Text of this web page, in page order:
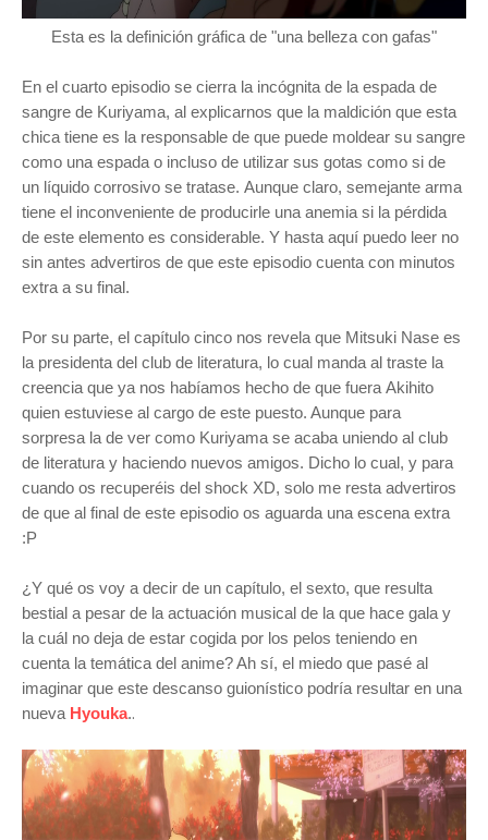
Esta es la definición gráfica de "una belleza con gafas"
En el cuarto episodio se cierra la incógnita de la espada de
sangre de Kuriyama, al explicarnos que la maldición que esta
chica tiene es la responsable de que puede moldear su sangre
como una espada o incluso de utilizar sus gotas como si de
un líquido corrosivo se tratase. Aunque claro, semejante arma
tiene el inconveniente de producirle una anemia si la pérdida
de este elemento es considerable. Y hasta aquí puedo leer no
sin antes advertiros de que este episodio cuenta con minutos
extra a su final.
Por su parte, el capítulo cinco nos revela que Mitsuki Nase es
la presidenta del club de literatura, lo cual manda al traste la
creencia que ya nos habíamos hecho de que fuera Akihito
quien estuviese al cargo de este puesto. Aunque para
sorpresa la de ver como Kuriyama se acaba uniendo al club
de literatura y haciendo nuevos amigos. Dicho lo cual, y para
cuando os recuperéis del shock XD, solo me resta advertiros
de que al final de este episodio os aguarda una escena extra
:P
¿Y qué os voy a decir de un capítulo, el sexto, que resulta
bestial a pesar de la actuación musical de la que hace gala y
la cuál no deja de estar cogida por los pelos teniendo en
cuenta la temática del anime? Ah sí, el miedo que pasé al
imaginar que este descanso guionístico podría resultar en una
nueva Hyouka..